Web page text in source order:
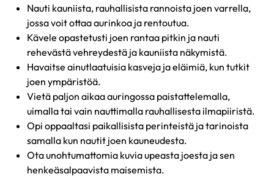
Nauti kauniista, rauhallisista rannoista joen varrella,
jossa voit ottaa aurinkoa ja rentoutua.
Kävele opastetusti joen rantaa pitkin ja nauti
rehevästä vehreydestä ja kauniista näkymistä.
Havaitse ainutlaatuisia kasveja ja eläimiä, kun tutkit
joen ympäristöä.
Vietä paljon aikaa auringossa paistattelemalla,
uimalla tai vain nauttimalla rauhallisesta ilmapiiristä.
Opi oppaaltasi paikallisista perinteistä ja tarinoista
samalla kun nautit joen kauneudesta.
Ota unohtumattomia kuvia upeasta joesta ja sen
henkeäsalpaavista maisemista.